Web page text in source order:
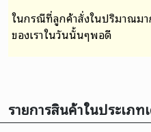
ในกรณีที่ลูกค้าสั่งในปริมาณม
ของเราในวันนั้นๆพอดี
รายการสินค้าในประเภท